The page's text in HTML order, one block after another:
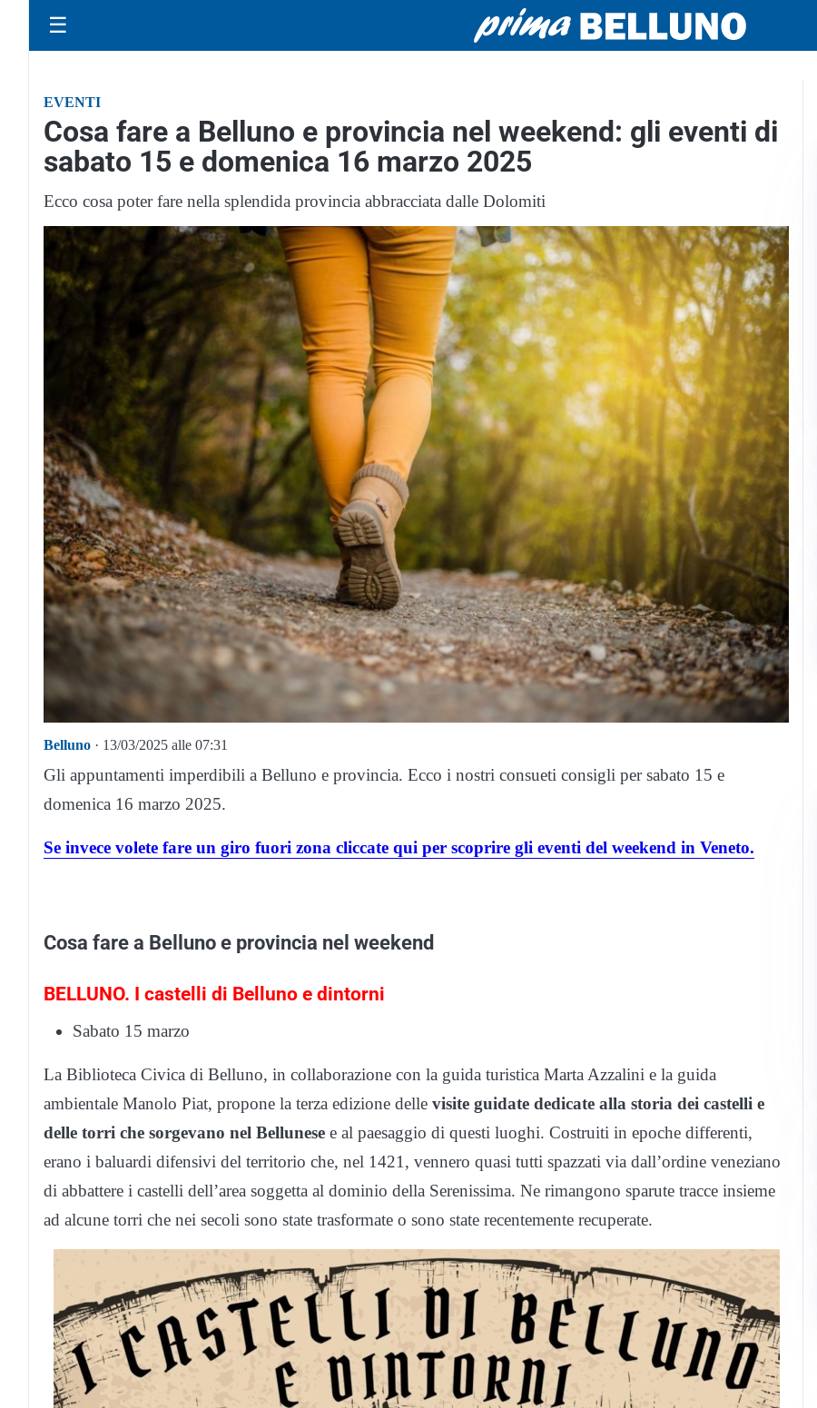
☰
EVENTI
Cosa fare a Belluno e provincia nel weekend: gli eventi di
sabato 15 e domenica 16 marzo 2025
Ecco cosa poter fare nella splendida provincia abbracciata dalle Dolomiti
Belluno · 13/03/2025 alle 07:31
Gli appuntamenti imperdibili a Belluno e provincia. Ecco i nostri consueti consigli per sabato 15 e
domenica 16 marzo 2025.
Se invece volete fare un giro fuori zona cliccate qui per scoprire gli eventi del weekend in Veneto.
Cosa fare a Belluno e provincia nel weekend
BELLUNO. I castelli di Belluno e dintorni
Sabato 15 marzo
La Biblioteca Civica di Belluno, in collaborazione con la guida turistica Marta Azzalini e la guida
ambientale Manolo Piat, propone la terza edizione delle visite guidate dedicate alla storia dei castelli e
delle torri che sorgevano nel Bellunese e al paesaggio di questi luoghi. Costruiti in epoche differenti,
erano i baluardi difensivi del territorio che, nel 1421, vennero quasi tutti spazzati via dall’ordine veneziano
di abbattere i castelli dell’area soggetta al dominio della Serenissima. Ne rimangono sparute tracce insieme
ad alcune torri che nei secoli sono state trasformate o sono state recentemente recuperate.